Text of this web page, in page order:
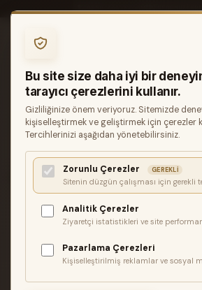
ANASAYFA TUŞLU ÇALGILAR
HOHNER BRAVO III 96 AKORDIYON
Hohner Bravo III 96
Bu site size daha iyi bir
tarayıcı çerezlerini kullanır.
Gizliliğinize önem veriyoruz. Sitemizde
kişiselleştirmek ve geliştirmek için çerezler
Tercihlerinizi aşağıdan yönetebilirsiniz.
Zorunlu Çerezler GEREKLI
Sitenin düzgün çalışması için gerekli
Analitik Çerezler
Ziyaretçi istatistikleri ve site
Pazarlama Çerezleri
Kişiselleştirilmiş reklamlar ve sosyal